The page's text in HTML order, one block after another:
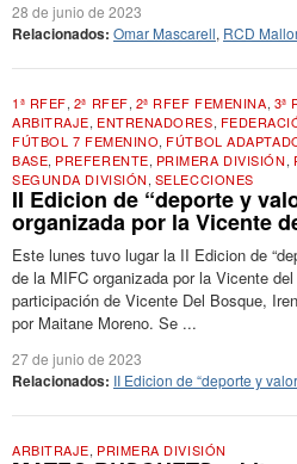
28 de junio de 2023
Relacionados: Omar Mascarell, RCD
1ª RFEF, 2ª RFEF, 2ª RFEF FEMENINA, 3ª
ARBITRAJE, ENTRENADORES,
FÚTBOL 7 FEMENINO, FÚTBOL
BASE, PREFERENTE, PRIMERA DIVISIÓN,
SEGUNDA DIVISIÓN, SELECCIONES
II Edicion de “deporte y
organizada por la Vicente
Este lunes tuvo lugar la II Edicion de
de la MIFC organizada por la Vicente
participación de Vicente Del Bosque,
por Maitane Moreno. Se ...
27 de junio de 2023
Relacionados: II Edicion de “deporte y
ARBITRAJE, PRIMERA DIVISIÓN